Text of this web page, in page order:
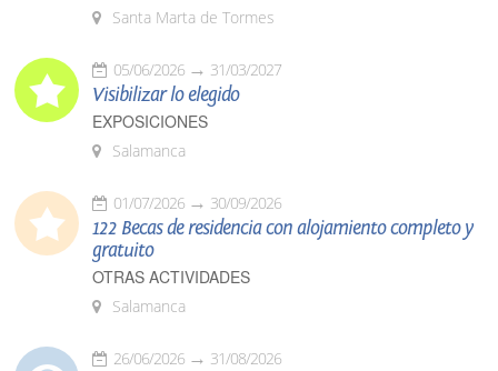
Santa Marta de Tormes
05/06/2026 31/03/2027
Visibilizar lo elegido
EXPOSICIONES
Salamanca
01/07/2026 30/09/2026
122 Becas de residencia con alojamiento completo y
gratuito
OTRAS ACTIVIDADES
Salamanca
26/06/2026 31/08/2026